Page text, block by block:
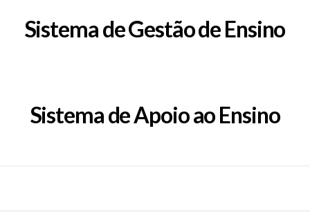
Sistema de Gestão de Ensino
Sistema de Apoio ao Ensino